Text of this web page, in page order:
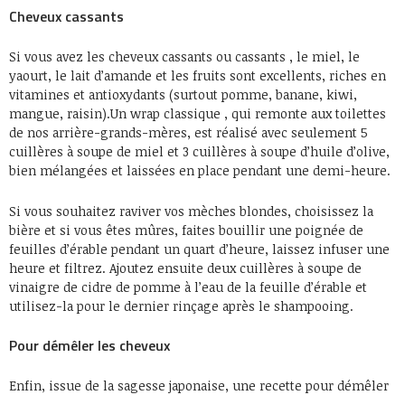
Cheveux cassants
Si vous avez les cheveux cassants ou cassants , le miel, le
yaourt, le lait d’amande et les fruits sont excellents, riches en
vitamines et antioxydants (surtout pomme, banane, kiwi,
mangue, raisin).Un wrap classique , qui remonte aux toilettes
de nos arrière-grands-mères, est réalisé avec seulement 5
cuillères à soupe de miel et 3 cuillères à soupe d’huile d’olive,
bien mélangées et laissées en place pendant une demi-heure.
Si vous souhaitez raviver vos mèches blondes, choisissez la
bière et si vous êtes mûres, faites bouillir une poignée de
feuilles d’érable pendant un quart d’heure, laissez infuser une
heure et filtrez. Ajoutez ensuite deux cuillères à soupe de
vinaigre de cidre de pomme à l’eau de la feuille d’érable et
utilisez-la pour le dernier rinçage après le shampooing.
Pour démêler les cheveux
Enfin, issue de la sagesse japonaise, une recette pour démêler